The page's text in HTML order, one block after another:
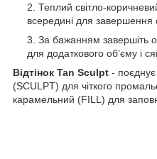
Теплий світло-
всередині для завершення
За бажанням завершіть
для додаткового обʼєму і
Відтінок Tan Sculpt - поєднує
(SCULPT) для чіткого
карамельний (FILL) для